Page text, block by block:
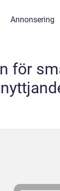
Annonsering
för